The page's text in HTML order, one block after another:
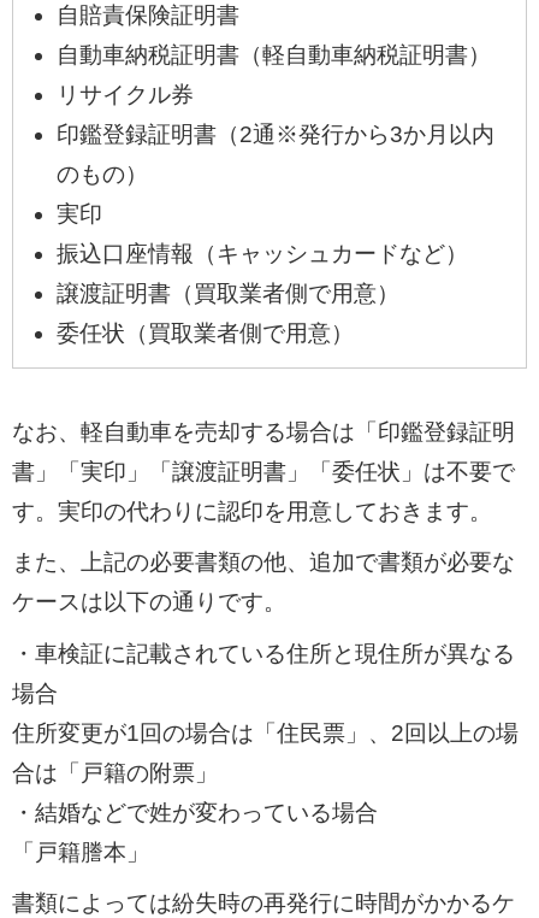
自賠責保険証明書
自動車納税証明書（軽自動車納税証明書）
リサイクル券
印鑑登録証明書（2通※発行から3か月以内
のもの）
実印
振込口座情報（キャッシュカードなど）
譲渡証明書（買取業者側で用意）
委任状（買取業者側で用意）
なお、軽自動車を売却する場合は「印鑑登録証明
書」「実印」「譲渡証明書」「委任状」は不要で
す。実印の代わりに認印を用意しておきます。
また、上記の必要書類の他、追加で書類が必要な
ケースは以下の通りです。
・車検証に記載されている住所と現住所が異なる
場合
住所変更が1回の場合は「住民票」、2回以上の場
合は「戸籍の附票」
・結婚などで姓が変わっている場合
「戸籍謄本」
書類によっては紛失時の再発行に時間がかかるケ